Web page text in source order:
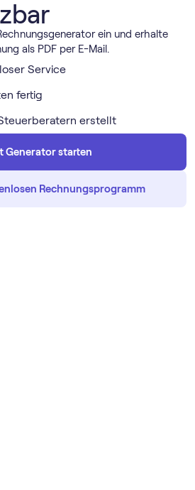
ein und erhalte
als PDF per E-Mail.
Service
fertig
erstellt
Generator starten
Rechnungs­programm